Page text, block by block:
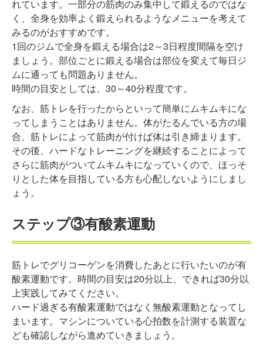
れています。一部分の筋肉のみ集中して鍛えるのではな
く、全身を効率よく鍛えられるようなメニューを考えて
みるのがおすすめです。
1回のジムで全身を鍛える場合は2～3日程度間隔を空け
ましょう。部位ごとに鍛える場合は部位を変えて毎日ジ
ムに通っても問題ありません。
時間の目安としては、30～40分程度です。
なお、筋トレを行ったからといって簡単にムキムキにな
ってしまうことはありません。体がたるんでいる方の場
合、筋トレによって筋肉が付けば体は引き締まります。
その後、ハードなトレーニングを継続することによって
さらに筋肉がついてムキムキになっていくので、ほっそ
りとした体を目指している方も心配しないようにしまし
ょう。
ステップ③有酸素運動
筋トレでグリコーゲンを消費したあとに行いたいのが有
酸素運動です。時間の目安は20分以上、できれば30分以
上実践してみてください。
ハード過ぎる有酸素運動ではなく無酸素運動となってし
まいます。マシンについている心拍数を計測する装置な
ども確認しながら進めていきましょう。